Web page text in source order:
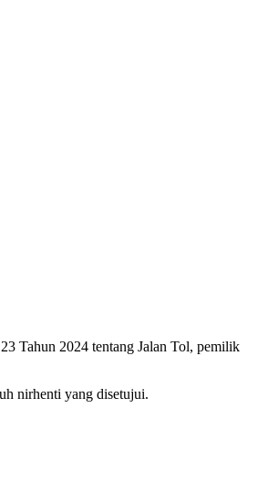
Tahun 2024 tentang Jalan Tol, pemilik
nirhenti yang disetujui.